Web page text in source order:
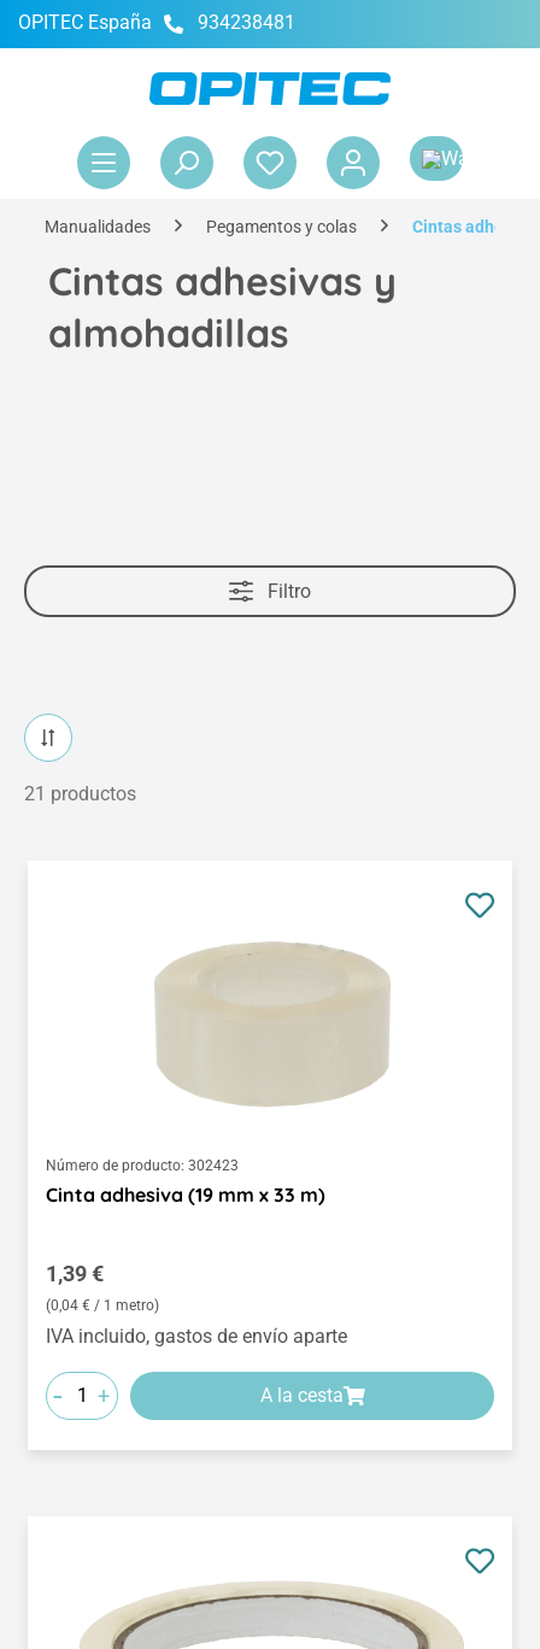
principal
OPITEC España 934238481
Manualidades Pegamentos y colas Cintas
Cintas adhesivas y
almohadillas
Filtro
21 productos
Número de producto: 302423
Cinta adhesiva (19 mm x 33 m)
Precio normal:
1,39 €
(0,04 € / 1 metro)
IVA incluido, gastos de envío aparte
- + A la cesta